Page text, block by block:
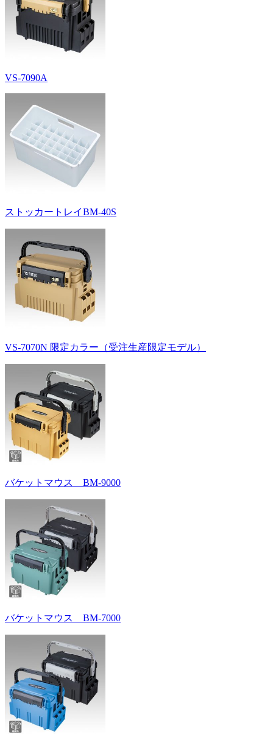
VS-7090A
ストッカートレイBM-40S
VS-7070N 限定カラー（受注生産限定モデル）
バケットマウス BM-9000
バケットマウス BM-7000